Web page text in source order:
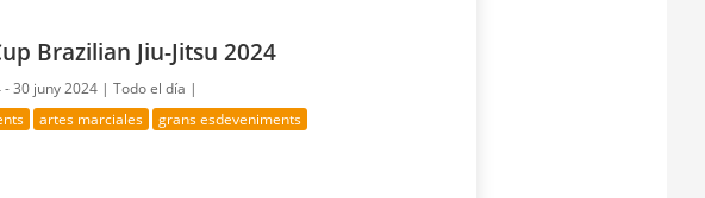
Brazilian Jiu-Jitsu 2024
- 30 juny 2024 |Todo el día |
artes marciales grans esdeveniments